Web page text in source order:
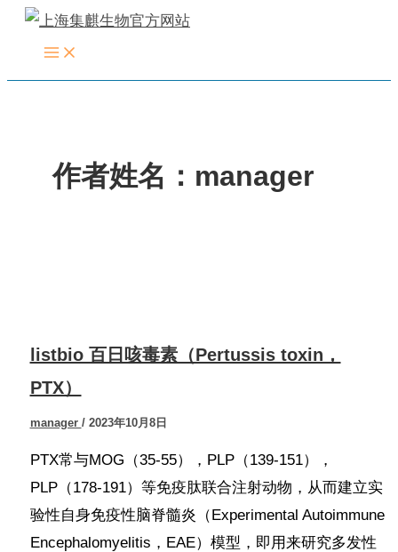
作者姓名：manager
listbio 百日咳毒素（Pertussis toxin，
PTX）
manager / 2023年10月8日
PTX常与MOG（35-55），PLP（139-151），
PLP（178-191）等免疫肽联合注射动物，从而建立实
验性自身免疫性脑脊髓炎（Experimental Autoimmune
Encephalomyelitis，EAE）模型，即用来研究多发性